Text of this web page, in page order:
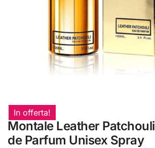
In offerta!
Montale Leather
de Parfum Unisex Spray